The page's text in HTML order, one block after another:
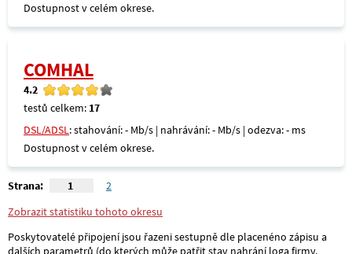
Dostupnost v celém okrese.
COMHAL
4.2
testů celkem: 17
DSL/ADSL: stahování: - Mb/s | nahrávání: - Mb/s | odezva: - ms
Dostupnost v celém okrese.
Strana: 1
2
Zobrazit statistiku tohoto okresu
Poskytovatelé připojení jsou řazeni sestupně dle placenéno zápisu a
dalších parametrů (do kterých může patřit stav nahrání loga firmy,